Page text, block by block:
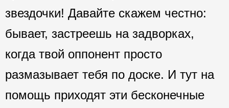
звездочки! Давайте скажем честно:
бывает, застреешь на задворках,
когда твой оппонент просто
размазывает тебя по доске. И тут на
помощь приходят эти бесконечные